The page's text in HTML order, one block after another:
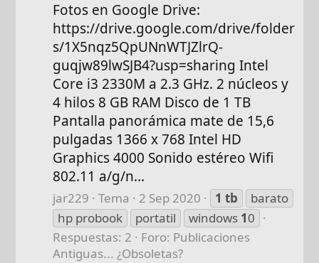
Fotos en Google Drive:
https://drive.google.com/drive/folder
s/1X5nqz5QpUNnWTJZlrQ-
guqjw89lwSJB4?usp=sharing Intel
Core i3 2330M a 2.3 GHz. 2 núcleos y
4 hilos 8 GB RAM Disco de 1 TB
Pantalla panorámica mate de 15,6
pulgadas 1366 x 768 Intel HD
Graphics 4000 Sonido estéreo Wifi
802.11 a/g/n...
jar229 Tema 2 Sep 2020 1 tb
barato
hp probook
portatil windows 10
Respuestas: 2
Foro: Publicaciones
Antiguas... ¿Obsoletas?